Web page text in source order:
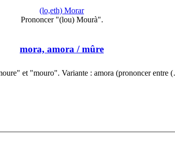
(lo,eth) Morar
Prononcer "(lou) Mourà".
mora, amora / mûre
et "mouro". Variante : amora (prononcer entre